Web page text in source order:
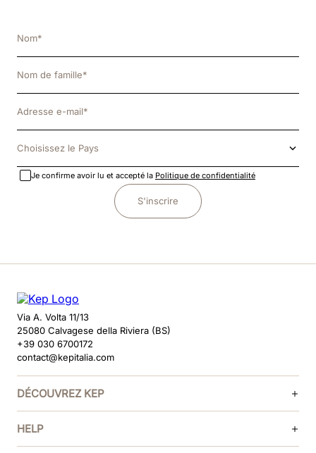
Choisissez le Pays
Je confirme avoir lu et accepté la Politique de confidentialité
S'inscrire
Via A. Volta 11/13
25080 Calvagese della Riviera (BS)
+39 030 6700172
contact@kepitalia.com
DÉCOUVREZ KEP
HELP